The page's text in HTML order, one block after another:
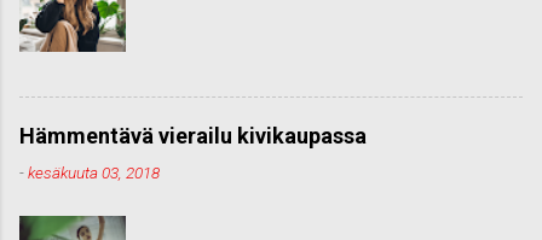
Hämmentävä vierailu kivikaupassa
-kesäkuuta 03, 2018